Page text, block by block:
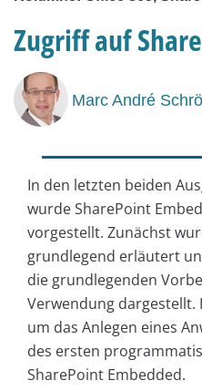
Zugriff auf
Marc André
In den letzten beiden
wurde SharePoint
vorgestellt. Zunächst
grundlegend erläutert
die grundlegenden
Verwendung dargestellt.
um das Anlegen eines
des ersten
SharePoint Embedded.